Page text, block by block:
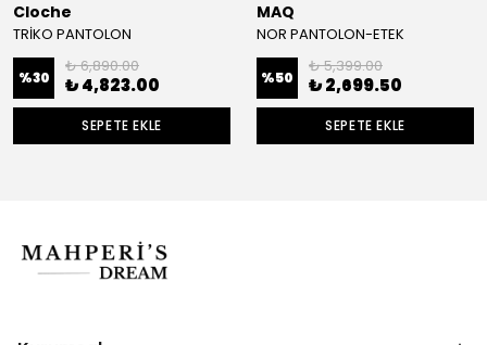
Cloche
TRİKO PANTOLON
%30
₺ 6,890.00
₺ 4,823.00
SEPETE EKLE
MAQ
NOR PANTOLON-ETEK
%50
₺ 5,399.00
₺ 2,699.50
SEPETE EKLE